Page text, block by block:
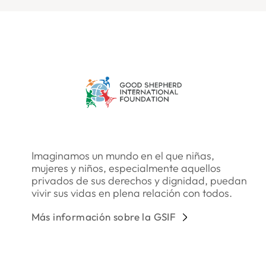
Imaginamos un mundo en el que niñas,
mujeres y niños, especialmente aquellos
privados de sus derechos y dignidad, puedan
vivir sus vidas en plena relación con todos.
Más información sobre la GSIF